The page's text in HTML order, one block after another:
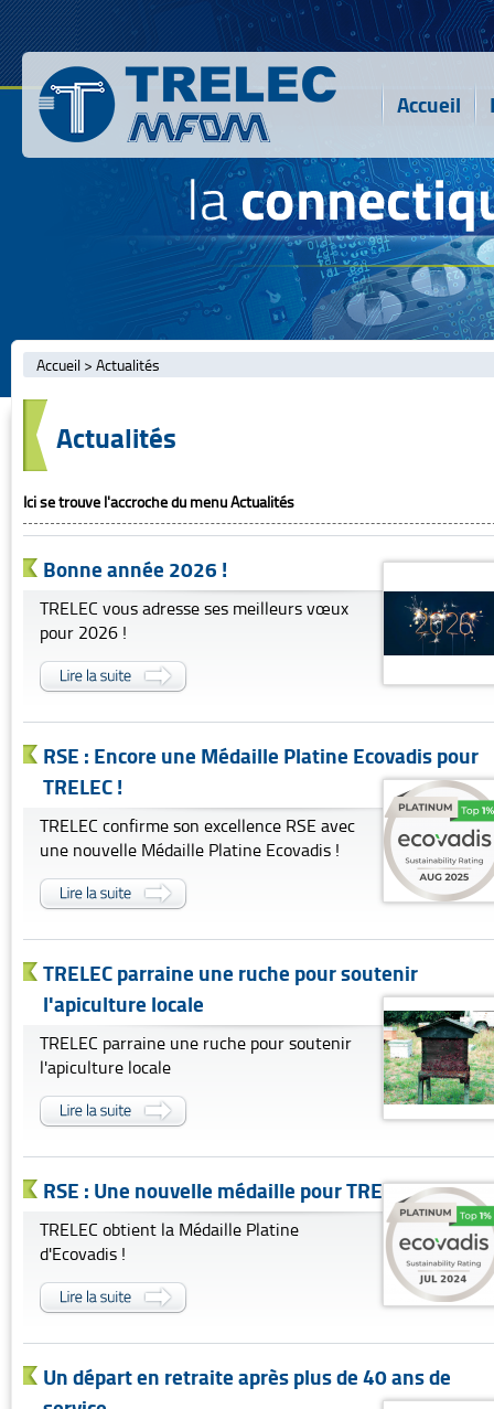
Accueil
Accueil > Actualités
Actualités
Ici se trouve l'accroche du menu Actualités
Bonne année 2026 !
TRELEC vous adresse ses meilleurs vœux
pour 2026 !
RSE : Encore une Médaille Platine Ecovadis pour
TRELEC !
TRELEC confirme son excellence RSE avec
une nouvelle Médaille Platine Ecovadis !
TRELEC parraine une ruche pour soutenir
l'apiculture locale
TRELEC parraine une ruche pour soutenir
l'apiculture locale
RSE : Une nouvelle médaille pour TRELEC !
TRELEC obtient la Médaille Platine
d'Ecovadis !
Un départ en retraite après plus de 40 ans de